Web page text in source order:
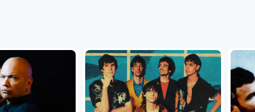
... ...